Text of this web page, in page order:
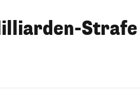
Strafe